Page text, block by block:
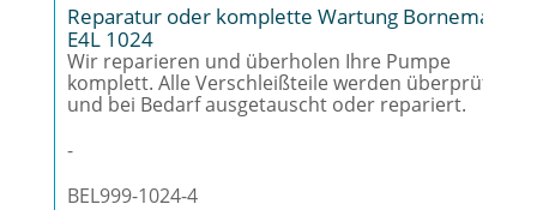
Reparatur oder komplette Wartung Bornemann
E4L 1024
Wir reparieren und überholen Ihre Pumpe
komplett. Alle Verschleißteile werden überprüft
und bei Bedarf ausgetauscht oder repariert.
-
BEL999-1024-4